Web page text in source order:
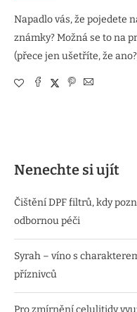
Napadlo vás, že pojedete
známky? Možná se to na
(přece jen ušetříte, že
Nenechte si ujít
Čištění DPF filtrů, kdy
odbornou péči
Syrah – víno s
příznivců